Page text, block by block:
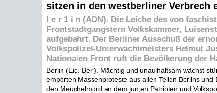
sitzen in den westberliner Verbrech
I e r 1 i n (ADN). Die Leiche des von
Frontstadtgangstern Volkskammer,
aufgebahrt. Der Berliner Ausschuß der
Volkspolizei-Unterwachtmeisters Helmut
Nationalen Front ruft die Bevölkerung der
Berlin (Eig. Ber.). Mächtig und unauihaltsam wächst
empörten Massenproteste aus allen Teilen Berlins und
den Meuchelmord an dem jun;en Patrioten und